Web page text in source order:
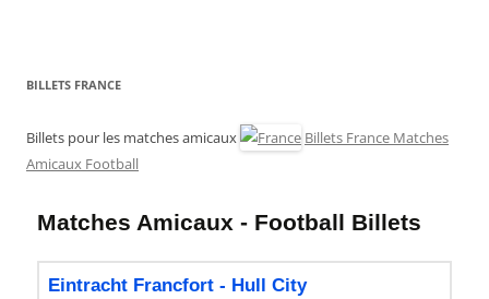
BILLETS FRANCE
Billets pour les matches amicaux
Billets France Matches
Amicaux Football